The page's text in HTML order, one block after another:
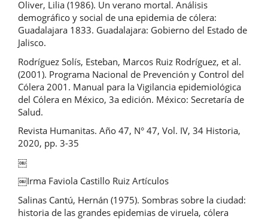
Oliver, Lilia (1986). Un verano mortal. Análisis
demográfico y social de una epidemia de cólera:
Guadalajara 1833. Guadalajara: Gobierno del Estado de
Jalisco.
Rodríguez Solís, Esteban, Marcos Ruiz Rodríguez, et al.
(2001). Programa Nacional de Prevención y Control del
Cólera 2001. Manual para la Vigilancia epidemiológica
del Cólera en México, 3a edición. México: Secretaría de
Salud.
Revista Humanitas. Año 47, N° 47, Vol. IV, 34 Historia,
2020, pp. 3-35
￼
￼Irma Faviola Castillo Ruiz Artículos
Salinas Cantú, Hernán (1975). Sombras sobre la ciudad:
historia de las grandes epidemias de viruela, cólera